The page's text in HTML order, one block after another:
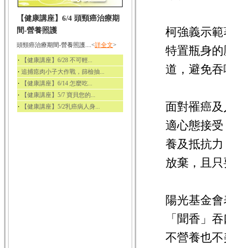
【健康講座】6/4 頭頸癌治療期
間-營養照護
頭頸癌治療期間-營養照護....<詳全文>
‧ 【健康講座】6/28 不可輕...
‧ 追捕瘜肉小子大作戰，篩檢抽...
‧ 【健康講座】6/14 怎麼吃...
‧ 【健康講座】5/7 寶貝您的...
‧ 【健康講座】5/2乳癌病人身...
柯強義示
特置瓶身
道，避免
面對罹癌
適心態接
養及抵抗
放棄，且
陽光基金
「聞香」
不營養也